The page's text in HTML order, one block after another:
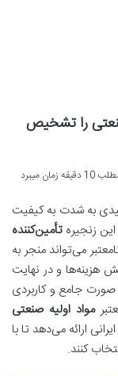
را تشخیص
میبرد
به شدت به کیفیت
زنجیره تأمین‌کننده
می‌تواند منجر به
هزینه‌ها و در نهایت
صورت جامع و کاربردی
مواد اولیه صنعتی
ارائه می‌دهد تا با
کنند.